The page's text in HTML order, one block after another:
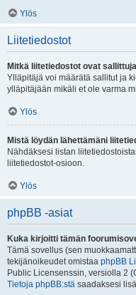
Ylös
Liitetiedostot
Mitkä liitetiedostot ovat
Ylläpitäjä voi määrätä sallitut ja
ylläpitäjään mikäli et ole varma
Ylös
Mistä löydän lähettämäni
Nähdäksesi listan
liitetiedostot-osioon.
Ylös
phpBB -asiat
Kuka kirjoitti tämän
Tämä sovellus (sen
tekijänoikeudet omistaa phpBB
Public Licensenssin, versiolla 2
Tietoja phpBB:stä saadaksesi